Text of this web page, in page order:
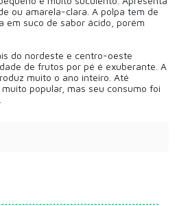
ou amarela-clara. A polpa tem de
em suco de sabor ácido, porém
do nordeste e centro-oeste
de frutos por pé é exuberante. A
muito o ano inteiro. Até
popular, mas seu consumo foi